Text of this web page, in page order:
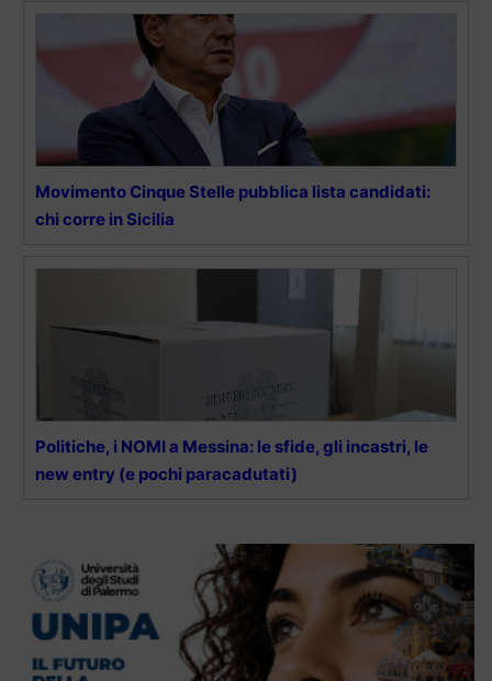
Movimento Cinque Stelle pubblica lista candidati:
chi corre in Sicilia
Politiche, i NOMI a Messina: le sfide, gli incastri, le
new entry (e pochi paracadutati)